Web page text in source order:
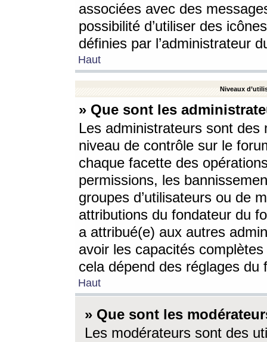
associées avec des
possibilité d’utiliser des
définies par l’administrateur
Haut
Niveaux
» Que sont les
Les administrateurs sont
niveau de contrôle sur le
chaque facette des
permissions, les
groupes d’utilisateurs ou de
attributions du fondateur du
a attribué(e) aux autres
avoir les capacités
cela dépend des réglages du
Haut
» Que sont les
Les modérateurs sont des